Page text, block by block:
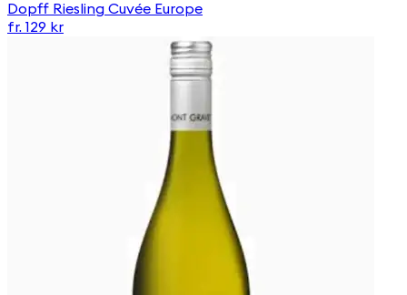
Dopff Riesling Cuvée Europe
fr. 129 kr